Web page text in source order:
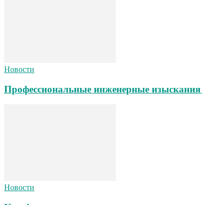
Новости
Профессиональные инженерные изыскания
Новости